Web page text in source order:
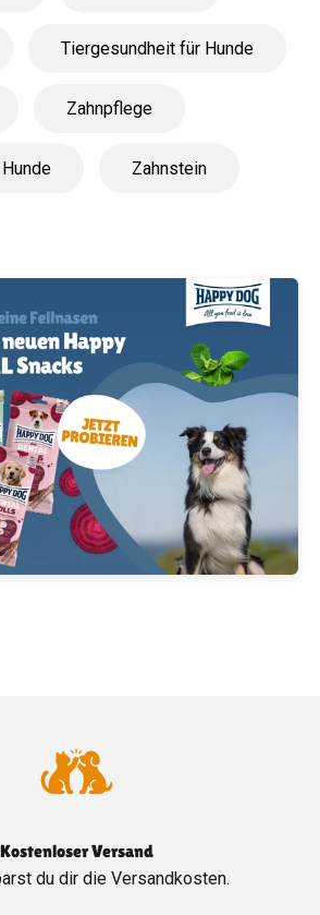
Tiergesundheit für Hunde
Zahnpflege
Zahnstein
Kostenloser Versand
du dir die Versandkosten.